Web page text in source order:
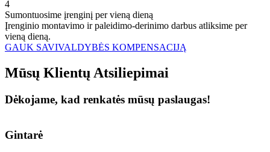
4
Sumontuosime įrenginį per vieną dieną
Įrenginio montavimo ir paleidimo-derinimo darbus atliksime per
vieną dieną.
GAUK SAVIVALDYBĖS KOMPENSACIJĄ
Mūsų Klientų Atsiliepimai
Dėkojame, kad renkatės mūsų paslaugas!
Gintarė